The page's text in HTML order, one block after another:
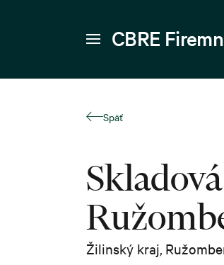
CBRE
Späť
Žilinský kraj,